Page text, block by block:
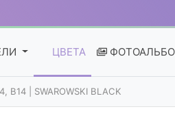
ЦВЕТА
B14 | SWAROWSKI BLACK